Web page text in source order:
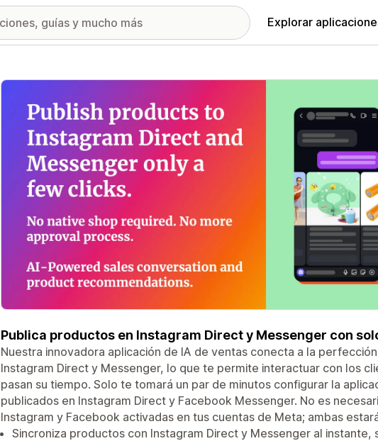
Explorar
Galería de imágenes destacadas
Publica productos en Instagram Direct y Messenger con
Nuestra innovadora aplicación de IA de ventas conecta a la
Instagram Direct y Messenger, lo que te permite interactuar con los
pasan su tiempo. Solo te tomará un par de minutos configurar la
publicados en Instagram Direct y Facebook Messenger. No es
Instagram y Facebook activadas en tus cuentas de Meta; ambas
Sincroniza productos con Instagram Direct y Messenger al instante,